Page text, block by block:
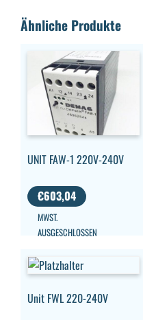
Ähnliche Produkte
UNIT FAW-1 220V-240V
€603,04
MWST.
AUSGESCHLOSSEN
Unit FWL 220-240V